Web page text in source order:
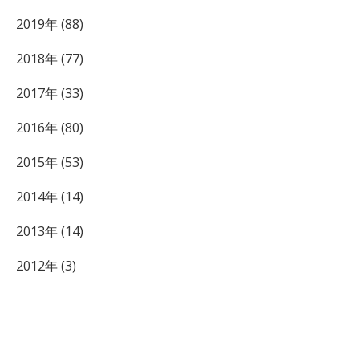
2019年 (88)
2018年 (77)
2017年 (33)
2016年 (80)
2015年 (53)
2014年 (14)
2013年 (14)
2012年 (3)